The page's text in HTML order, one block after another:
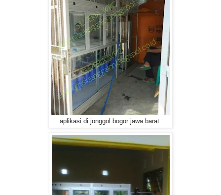
aplikasi di jonggol bogor jawa barat